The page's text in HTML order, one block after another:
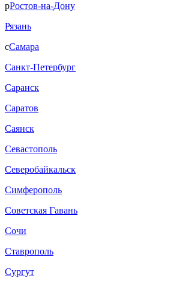
рРостов-на-Дону
Рязань
сСамара
Санкт-Петербург
Саранск
Саратов
Саянск
Севастополь
Северобайкальск
Симферополь
Советская Гавань
Сочи
Ставрополь
Сургут